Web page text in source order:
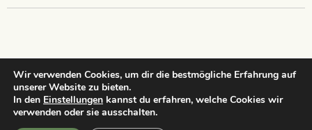
…dein neuer Lieblings-Foodblog…
Wir verwenden Cookies, um dir die bestmögliche Erfahrung auf
unserer Website zu bieten.
In den Einstellungen kannst du erfahren, welche Cookies wir
verwenden oder sie ausschalten.